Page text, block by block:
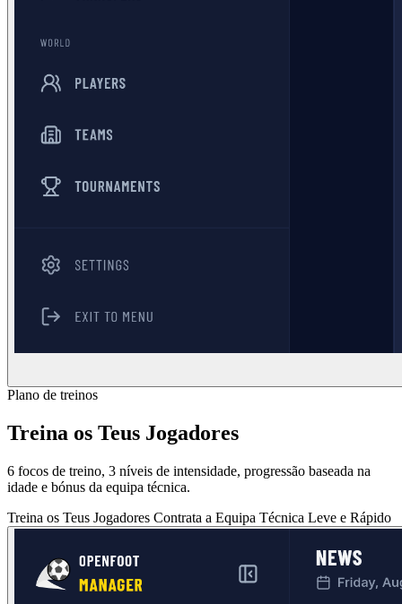
Plano de treinos
Treina os Teus Jogadores
6 focos de treino, 3 níveis de intensidade, progressão baseada na
idade e bónus da equipa técnica.
Treina os Teus Jogadores Contrata a Equipa Técnica Leve e Rápido